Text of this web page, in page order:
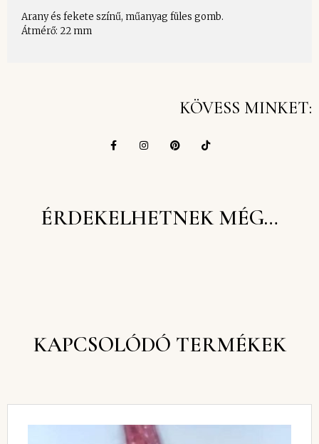
Arany és fekete színű, műanyag füles gomb.
Átmérő: 22 mm
KÖVESS MINKET:
ÉRDEKELHETNEK MÉG…
KAPCSOLÓDÓ TERMÉKEK